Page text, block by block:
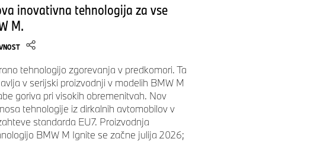
inovativna tehnologija za vse
M.
tehnologijo zgorevanja v predkomori. Ta
v serijski proizvodnji v modelih BMW M
goriva pri visokih obremenitvah. Nov
tehnologije iz dirkalnih avtomobilov v
standarda EU7. Proizvodnja
BMW M Ignite se začne julija 2026;